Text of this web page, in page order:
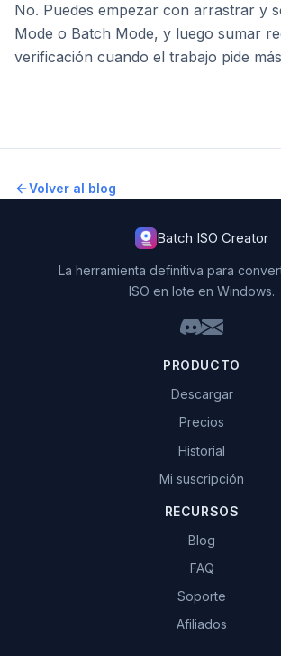
No. Puedes empezar con arrastrar y
Mode o Batch Mode, y luego sumar
verificación cuando el trabajo pide
Volver al blog
Batch ISO Creator
La herramienta definitiva para
ISO en lote en Windows.
PRODUCTO
Descargar
Precios
Historial
Mi suscripción
RECURSOS
Blog
FAQ
Soporte
Afiliados